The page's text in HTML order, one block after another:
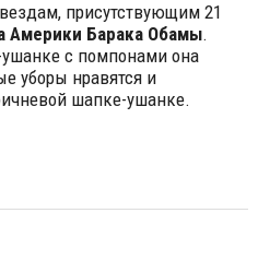
присутствующим 21
Америки Барака Обамы.
с помпонами она
уборы нравятся и
шапке-ушанке.